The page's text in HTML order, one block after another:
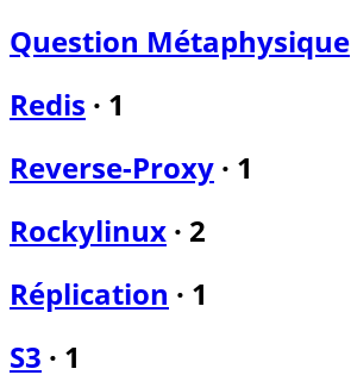
Question Métaphysique
Redis · 1
Reverse-Proxy · 1
Rockylinux · 2
Réplication · 1
S3 · 1